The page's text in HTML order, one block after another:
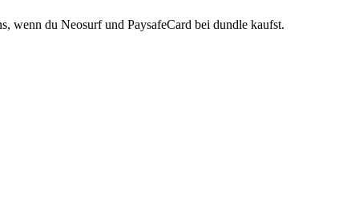
wenn du Neosurf und PaysafeCard bei dundle kaufst.